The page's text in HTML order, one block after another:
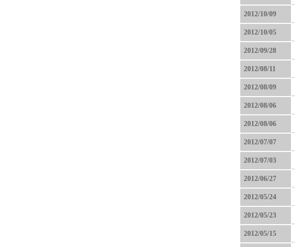
2012/10/09
2012/10/05
2012/09/28
2012/08/11
2012/08/09
2012/08/06
2012/08/06
2012/07/07
2012/07/03
2012/06/27
2012/05/24
2012/05/23
2012/05/15